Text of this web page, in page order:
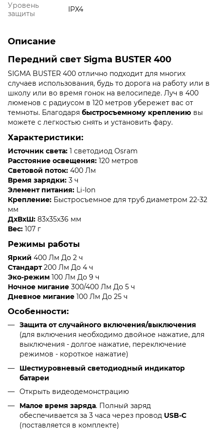
Уровень
защиты
IPX4
Описание
Передний свет Sigma BUSTER 400
SIGMA BUSTER 400 отлично подходит для многих
случаев использования, будь то дорога на работу или в
школу или во время гонок на велосипеде. Луч в 400
люменов с радиусом в 120 метров убережет вас от
темноты. Благодаря быстросъемному креплению вы
можете с легкостью снять и установить фару.
Характеристики:
Источник света: 1 светодиод Osram
Расстояние освещения: 120 метров
Световой поток: 400 Лм
Время зарядки: 3 ч
Элемент питания: Li-Ion
Крепление: Быстросъемное для труб диаметром 22-32
мм
ДхВхШ: 83х35х36 мм
Вес: 107 г
Режимы работы
Яркий 400 Лм До 2 ч
Стандарт200 Лм До 4 ч
Эко-режим 100 Лм До 9 ч
Ночное мигание 300/400 Лм До 5 ч
Дневное мигание 100 Лм До 25 ч
Особенности:
Защита от случайного включения/выключения
(для включения необходимо двойное нажатие, для
выключения - долгое нажатие, переключение
режимов - короткое нажатие)
Шестиуровневый светодиодный индикатор
батареи
Открыть видеодемонстрацию
Малое время заряда. Полный заряд
обеспечивается за 3 часа через провод USB-C
(поставляется в комплекте)